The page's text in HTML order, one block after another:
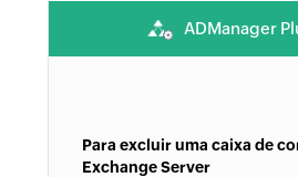
ADManager
Para excluir uma caixa de
Exchange Server